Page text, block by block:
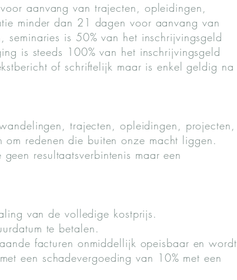
aanvang van trajecten, opleidingen,
minder dan 21 dagen voor aanvang van
is 50% van het inschrijvingsgeld
is steeds 100% van het inschrijvingsgeld
of schriftelijk maar is enkel geldig na
trajecten, opleidingen, projecten,
om redenen die buiten onze macht liggen.
resultaatsverbintenis maar een
van de volledige kostprijs.
te betalen.
facturen onmiddellijk opeisbaar en wordt
een schadevergoeding van 10% met een